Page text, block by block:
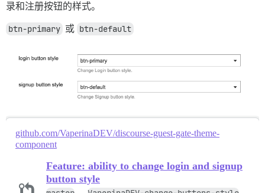
录和注册按钮的样式。
btn-primary 或 btn-default
github.com/VaperinaDEV/discourse-guest-gate-theme-
component
Feature: ability to change login and signup
button style